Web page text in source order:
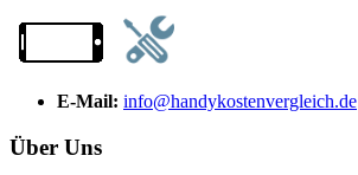
E-Mail: info@handykostenvergleich.de
Über Uns